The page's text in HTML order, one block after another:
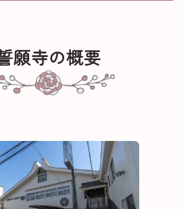
願寺の概要